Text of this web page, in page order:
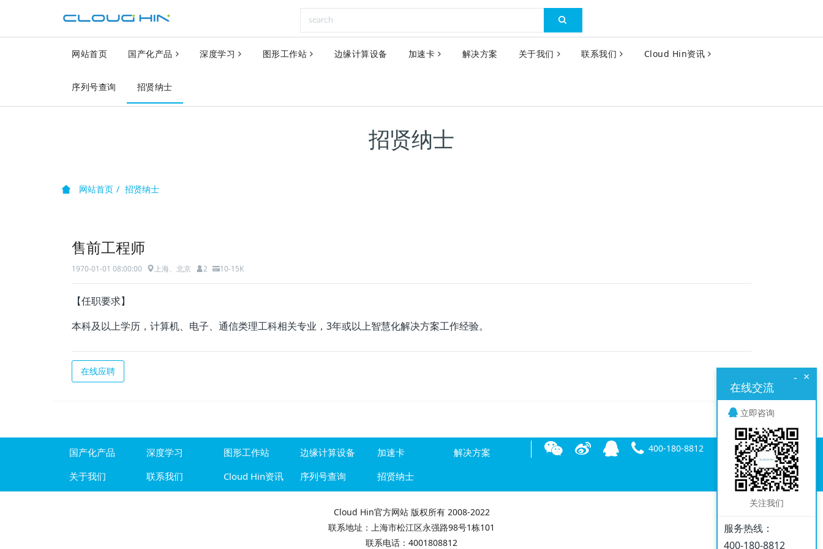
网站首页 国产化产品 深度学习 图形工作站 边缘计算设备 加速卡 解决方案 关于我们 联系我们 Cloud Hin资讯
序列号查询 招贤纳士
招贤纳士
网站首页 招贤纳士
售前工程师
1970-01-01 08:00:00 上海、北京 2 10-15K
【任职要求】
本科及以上学历，计算机、电子、通信类理工科相关专业，3年或以上智慧化解决方案工作经验。
在线应聘
国产化产品 深度学习 图形工作站 边缘计算设备 加速卡
解决方案
关于我们
联系我们 Cloud Hin资讯 序列号查询 招贤纳士
400-180-8812
Cloud Hin官方网站 版权所有 2008-2022
联系地址：上海市松江区永强路98号1栋101
联系电话：4001808812
×
-
在线交流
立即咨询
关注我们
服务热线：
400-180-8812